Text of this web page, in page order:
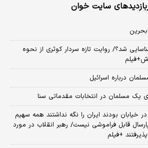
سایت خوان
شد؟/ روایت تازه سردار کوثری از نحوه
درباره اسرائیل
یک مسلمان در انتخابات مقدماتی سنا
خیابان بودند ایران را نگه نداشتند همه سهیم
قابل فراموشی نیست/ رهبر انقلاب در مورد
+فیلم